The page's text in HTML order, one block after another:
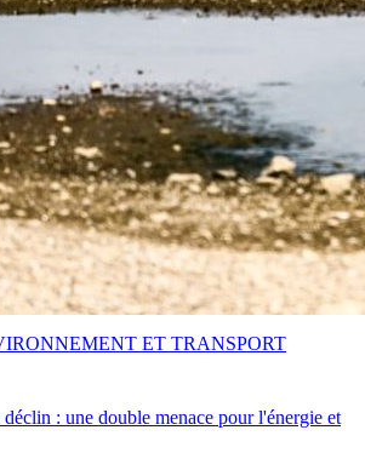
: une double menace pour l'énergie et
ET TRANSPORT